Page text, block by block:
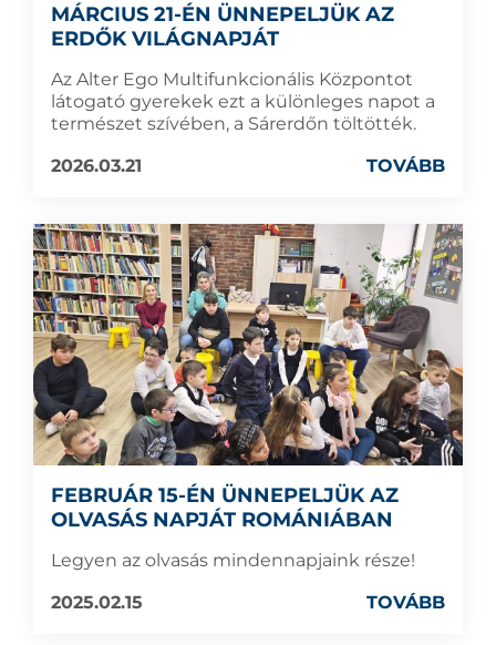
MÁRCIUS 21-ÉN ÜNNEPELJÜK AZ
ERDŐK VILÁGNAPJÁT
Az Alter Ego Multifunkcionális Központot
látogató gyerekek ezt a különleges napot a
természet szívében, a Sárerdőn töltötték.
2026.03.21
TOVÁBB
FEBRUÁR 15-ÉN ÜNNEPELJÜK AZ
OLVASÁS NAPJÁT ROMÁNIÁBAN
Legyen az olvasás mindennapjaink része!
2025.02.15
TOVÁBB